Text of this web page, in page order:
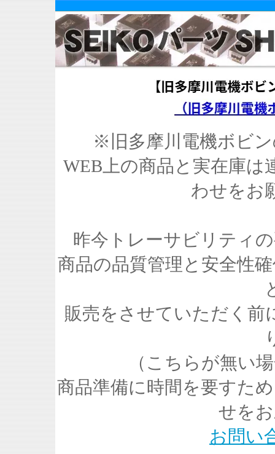
※旧多摩川電機ボビ
WEB上の商品と実在庫
わせをお
昨今トレーサビリティ
商品の品質管理と安全性
販売をさせていただく前
（こちらが無い
商品準備に時間を要すた
せを
お問い